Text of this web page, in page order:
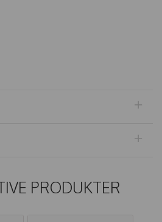
PRODUKTER